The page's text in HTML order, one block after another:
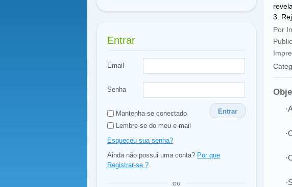
Entrar
Email
Senha
Mantenha-se conectado
Entrar
Lembre-se do meu e-mail
Esqueceu sua senha?
Ainda não possui uma conta? Por que
Registrar-se ?
OU
3:
Por